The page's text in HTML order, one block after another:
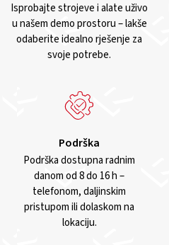
Isprobajte strojeve i alate uživo
u našem demo prostoru – lakše
odaberite idealno rješenje za
svoje potrebe.
Podrška
Podrška dostupna radnim
danom od 8 do 16 h –
telefonom, daljinskim
pristupom ili dolaskom na
lokaciju.